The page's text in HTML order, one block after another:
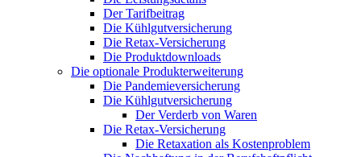
Der Tarifbeitrag
Die Kühlgutversicherung
Die Retax-Versicherung
Die Produktdownloads
Die optionale Produkterweiterung
Die Pandemieversicherung
Die Kühlgutversicherung
Der Verderb von Waren
Die Retax-Versicherung
Die Retaxation als Kostenproblem